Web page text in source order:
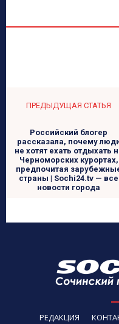
ПРЕДЫДУЩАЯ СТАТЬЯ
Российский блогер
рассказала, почему
не хотят ехать отдыхать
Черноморских курортах,
предпочитая
страны | Sochi24.tv — все
новости города
РЕДАКЦИЯ